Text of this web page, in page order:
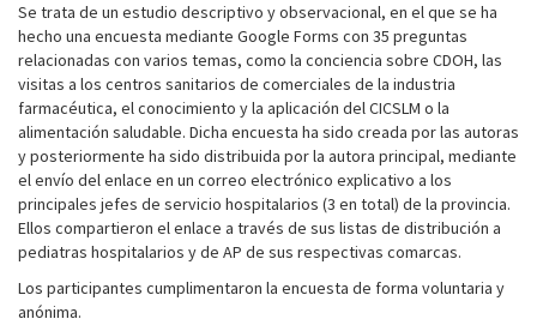
Se trata de un estudio descriptivo y observacional, en el que se ha
hecho una encuesta mediante Google Forms con 35 preguntas
relacionadas con varios temas, como la conciencia sobre CDOH, las
visitas a los centros sanitarios de comerciales de la industria
farmacéutica, el conocimiento y la aplicación del CICSLM o la
alimentación saludable. Dicha encuesta ha sido creada por las autoras
y posteriormente ha sido distribuida por la autora principal, mediante
el envío del enlace en un correo electrónico explicativo a los
principales jefes de servicio hospitalarios (3 en total) de la provincia.
Ellos compartieron el enlace a través de sus listas de distribución a
pediatras hospitalarios y de AP de sus respectivas comarcas.
Los participantes cumplimentaron la encuesta de forma voluntaria y
anónima.